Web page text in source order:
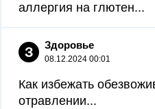
аллергия на глютен...
З Здоровье
08.12.2024 00:01
Как избежать
отравлении...